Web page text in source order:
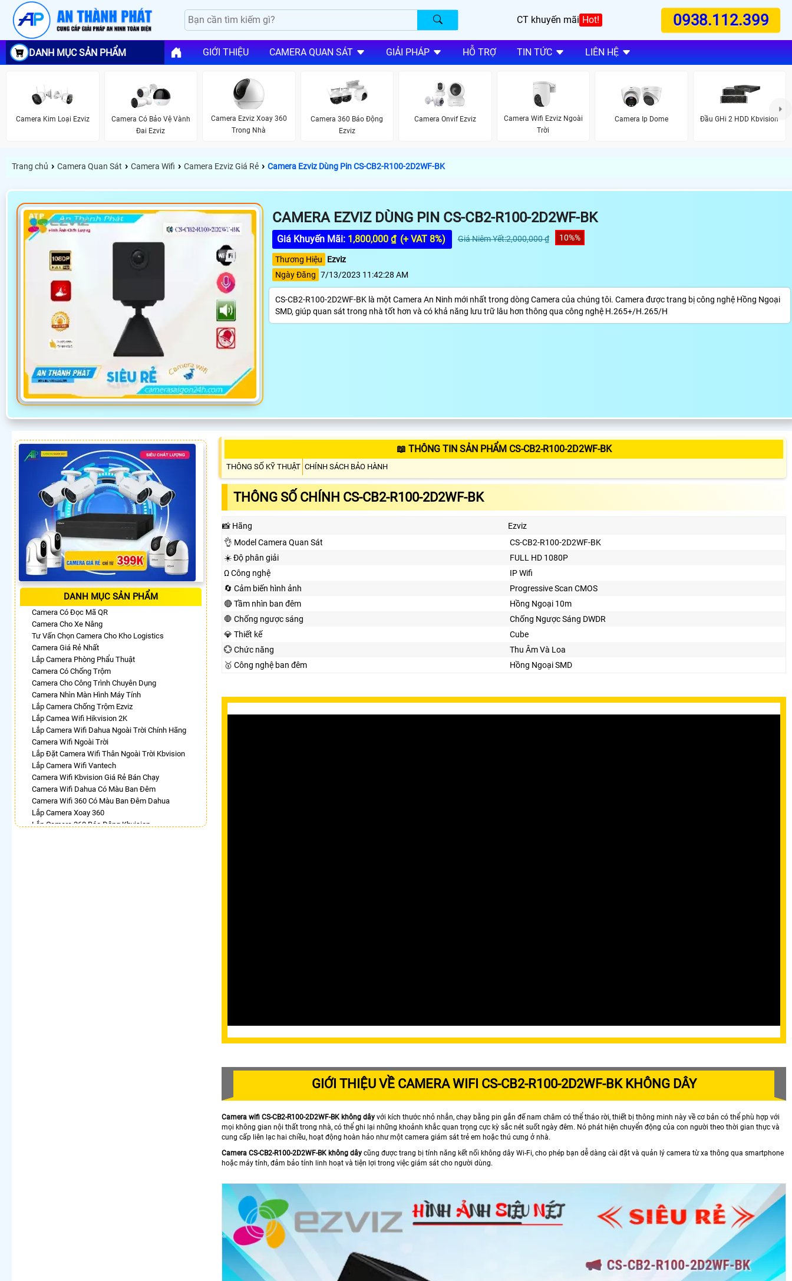
CT khuyến mãi Hot! 0938.112.399
DANH MỤC SẢN PHẨM GIỚI THIỆU CAMERA QUAN SÁT GIẢI PHÁP HỖ TRỢ TIN TỨC LIÊN HỆ
Camera Kim Loại Ezviz
Camera Có Bảo Vệ Vành
Đai Ezviz
Camera Ezviz Xoay 360
Trong Nhà
Camera 360 Báo Động
Ezviz
Camera Onvif Ezviz
Camera Wifi Ezviz Ngoài
Trời
Camera Ip Dome Đầu GHi 2 HDD Kbvision
Trang chủ › Camera Quan Sát › Camera Wifi › Camera Ezviz Giá Rẻ › Camera Ezviz Dùng Pin CS-CB2-R100-2D2WF-BK
CAMERA EZVIZ DÙNG PIN CS-CB2-R100-2D2WF-BK
Giá Khuyến Mãi: 1,800,000 ₫ (+ VAT 8%) Giá Niêm Yết:2,000,000 ₫ 10%%
Thương Hiệu
Ezviz
Ngày Đăng 7/13/2023 11:42:28 AM
CS-CB2-R100-2D2WF-BK là một Camera An Ninh mới nhất trong dòng Camera của chúng tôi. Camera được trang bị công nghệ Hồng Ngoại
SMD, giúp quan sát trong nhà tốt hơn và có khả năng lưu trữ lâu hơn thông qua công nghệ H.265+/H.265/H
DANH MỤC SẢN PHẨM
Camera Có Đọc Mã QR
Camera Cho Xe Nâng
Tư Vấn Chọn Camera Cho Kho Logistics
Camera Giá Rẻ Nhất
Lắp Camera Phòng Phẩu Thuật
Camera Có Chống Trộm
Camera Cho Công Trình Chuyên Dụng
Camera Nhìn Màn Hình Máy Tính
Lắp Camera Chống Trộm Ezviz
Lắp Camea Wifi Hikvision 2K
Lắp Camera Wifi Dahua Ngoài Trời Chính Hãng
Camera Wifi Ngoài Trời
Lắp Đặt Camera Wifi Thân Ngoài Trời Kbvision
Lắp Camera Wifi Vantech
Camera Wifi Kbvision Giá Rẻ Bán Chạy
Camera Wifi Dahua Có Màu Ban Đêm
Camera Wifi 360 Có Màu Ban Đêm Dahua
Lắp Camera Xoay 360
Lắp Camera 360 Báo Động Kbvision
📖 THÔNG TIN SẢN PHẨM CS-CB2-R100-2D2WF-BK
THÔNG SỐ KỸ THUẬT CHÍNH SÁCH BẢO HÀNH
THÔNG SỐ CHÍNH CS-CB2-R100-2D2WF-BK
📸 Hãng
Ezviz
👌 Model Camera Quan Sát
CS-CB2-R100-2D2WF-BK
☀️ Độ phân giải
FULL HD 1080P
Ω Công nghệ
IP Wifi
🔄 Cảm biến hình ảnh
Progressive Scan CMOS
🔴 Tầm nhìn ban đêm
Hồng Ngoại 10m
🛑 Chống ngược sáng
Chống Ngược Sáng DWDR
💎 Thiết kế
Cube
💮 Chức năng
Thu Âm Và Loa
🥇️ Công nghệ ban đêm
Hồng Ngoại SMD
GIỚI THIỆU VỀ CAMERA WIFI CS-CB2-R100-2D2WF-BK KHÔNG DÂY
Camera wifi CS-CB2-R100-2D2WF-BK không dây với kích thước nhỏ nhắn, chạy bằng pin gắn đế nam châm có thể tháo rời, thiết bị thông minh này về cơ bản có thể phù hợp với
mọi không gian nội thất trong nhà, có thể ghi lại những khoảnh khắc quan trọng cực kỳ sắc nét suốt ngày đêm. Nó phát hiện chuyển động của con người theo thời gian thực và
cung cấp liên lạc hai chiều, hoạt động hoàn hảo như một camera giám sát trẻ em hoặc thú cưng ở nhà.
Camera CS-CB2-R100-2D2WF-BK không dây cũng được trang bị tính năng kết nối không dây Wi-Fi, cho phép bạn dễ dàng cài đặt và quản lý camera từ xa thông qua smartphone
hoặc máy tính, đảm bảo tính linh hoạt và tiện lợi trong việc giám sát cho người dùng.